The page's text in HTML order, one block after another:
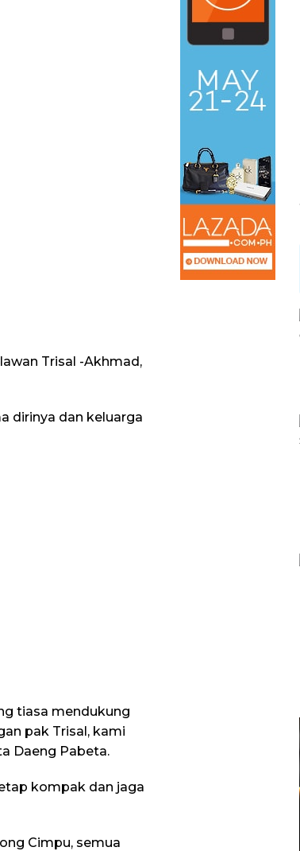
Trisal -Akhmad,
dirinya dan keluarga
tiasa mendukung
pak Trisal, kami
Daeng Pabeta.
kompak dan jaga
Cimpu, semua